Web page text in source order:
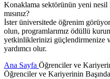
Konaklama sektörünün yeni nesil
mısınız?
İster üniversitede öğrenim
olun, programlarımız ödüllü
yetkinliklerinizi güçlendirmenize
yardımcı olur.
Ana Sayfa Öğrenciler ve
Öğrenciler ve Kariyerinin